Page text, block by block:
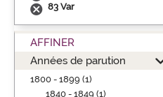
83 Var
AFFINER
Années de parution
1800 - 1899 (1)
1840 - 1849 (1)